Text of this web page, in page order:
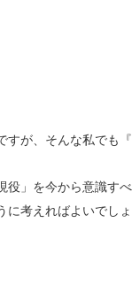
が、そんな私でも
」を今から意識す
に考えればよいでし